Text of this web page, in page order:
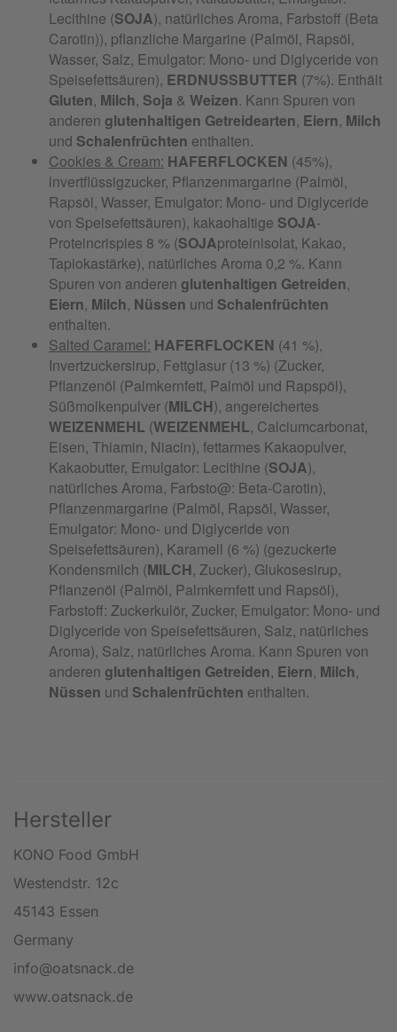
Hersteller
KONO Food GmbH
Westendstr. 12c
45143 Essen
Germany
info@oatsnack.de
www.oatsnack.de